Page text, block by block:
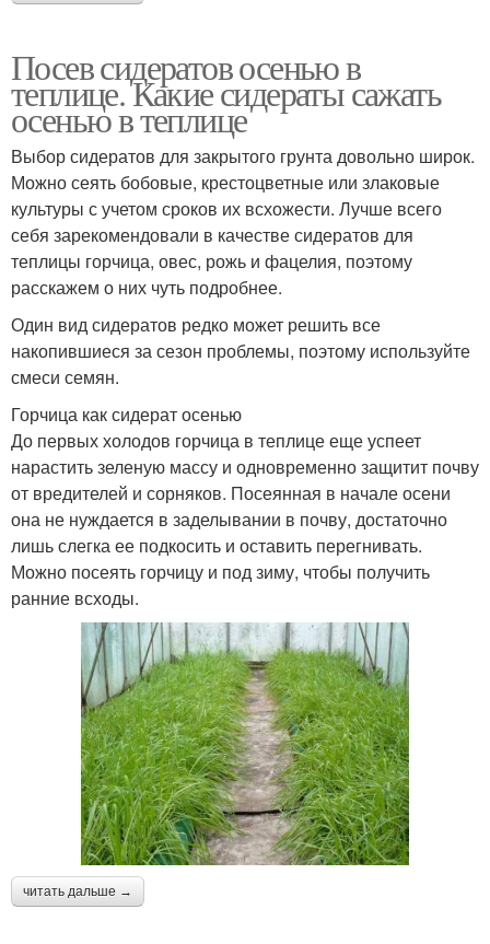
Посев сидератов осенью в
теплице. Какие сидераты сажать
осенью в теплице
Выбор сидератов для закрытого грунта довольно широк.
Можно сеять бобовые, крестоцветные или злаковые
культуры с учетом сроков их всхожести. Лучше всего
себя зарекомендовали в качестве сидератов для
теплицы горчица, овес, рожь и фацелия, поэтому
расскажем о них чуть подробнее.
Один вид сидератов редко может решить все
накопившиеся за сезон проблемы, поэтому используйте
смеси семян.
Горчица как сидерат осенью
До первых холодов горчица в теплице еще успеет
нарастить зеленую массу и одновременно защитит почву
от вредителей и сорняков. Посеянная в начале осени
она не нуждается в заделывании в почву, достаточно
лишь слегка ее подкосить и оставить перегнивать.
Можно посеять горчицу и под зиму, чтобы получить
ранние всходы.
читать дальше →